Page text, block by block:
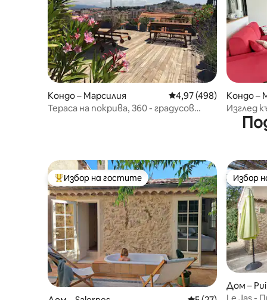
Кондо – Марсилия Средна оценка: 4,97
4,97 (498)
Тераса на покрива, 360 - градусов
Кондо –
Изглед
тих и
Най-популярен избор на гостите
Избор на гостите Избор
Избор
Дом –